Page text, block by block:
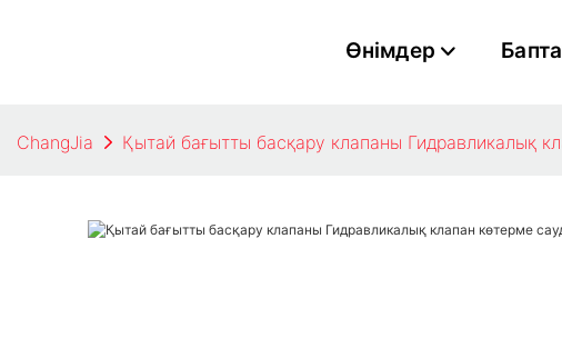
Өнімдер
ChangJia Қытай бағытты басқару клапаны Гидравликалық